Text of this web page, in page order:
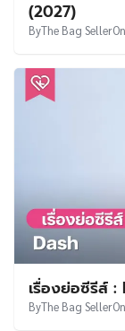
เรื่องย่อซีรีส์